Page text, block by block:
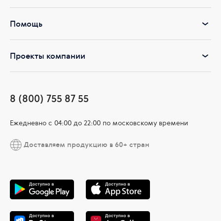
Помощь
Проекты компании
8 (800) 755 87 55
Ежедневно c 04:00 до 22:00 по московскому времени
Доставляем продукцию в 60+ стран